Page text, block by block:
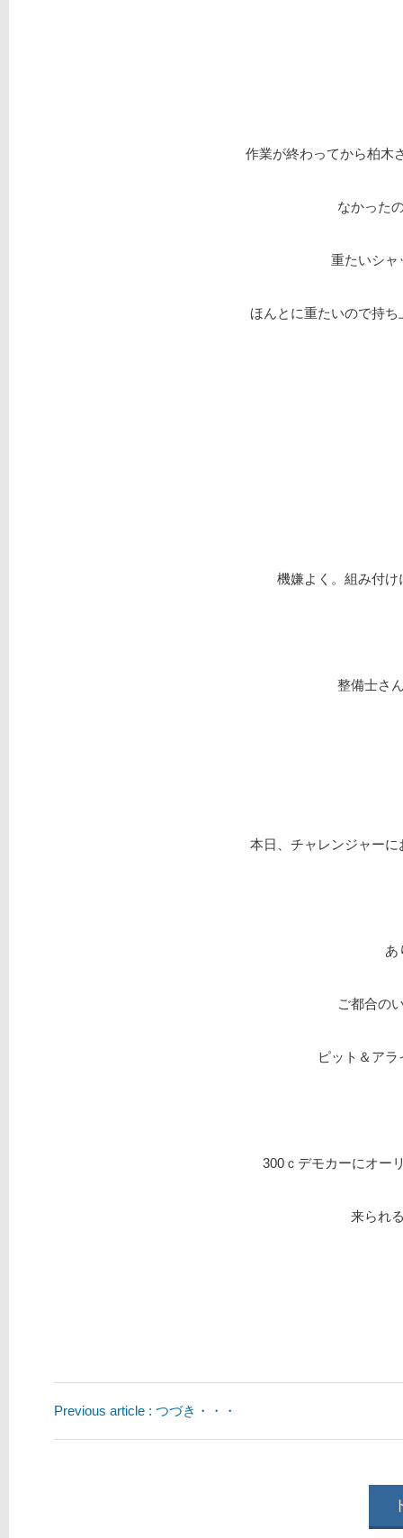
作業が終わってから柏木
なかった
重たいシャ
ほんとに重たいので持
機嫌よく。組み付
整備士さ
本日、チャレンジャー
あ
ご都合の
ピット＆ア
300ｃデモカーにオー
来られ
Previous article : つづき・・・